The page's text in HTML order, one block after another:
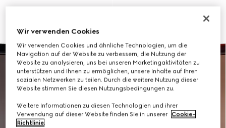
Wir verwenden Cookies
Wir verwenden Cookies und ähnliche Technologien, um die
Navigation auf der Website zu verbessern, die Nutzung der
Website zu analysieren, uns bei unseren Marketingaktivitäten zu
unterstützen und Ihnen zu ermöglichen, unsere Inhalte auf Ihren
sozialen Netzwerken zu teilen. Durch die weitere Nutzung dieser
Website stimmen Sie diesen Nutzungsbedingungen zu.
Weitere Informationen zu diesen Technologien und ihrer
Verwendung auf dieser Website finden Sie in unserer Cookie-
Richtlinie.